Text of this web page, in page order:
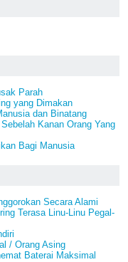
Parah
yang Dimakan
dan Binatang
Kanan Orang Yang
Bagi Manusia
Secara Alami
Terasa Linu-Linu Pegal-
/ Orang Asing
Baterai Maksimal